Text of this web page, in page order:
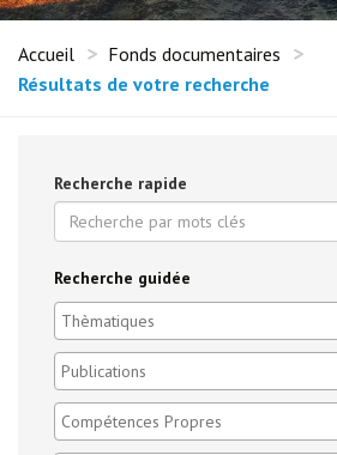
Accueil
Fonds documentaires
Résultats de votre recherche
Recherche rapide
Recherche guidée